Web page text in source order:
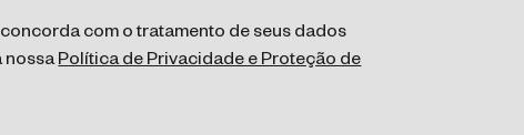
concorda com o tratamento de seus dados
nossaPolítica de Privacidade e Proteção de